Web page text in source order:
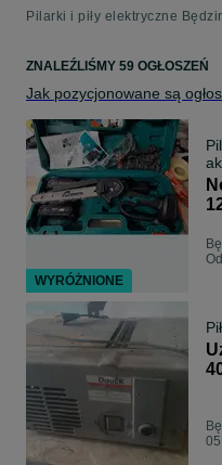
Pilarki i piły elektryczne
ZNALEŹLIŚMY 59 OGŁOSZEŃ
Jak pozycjonowane są
WYRÓŻNIONE